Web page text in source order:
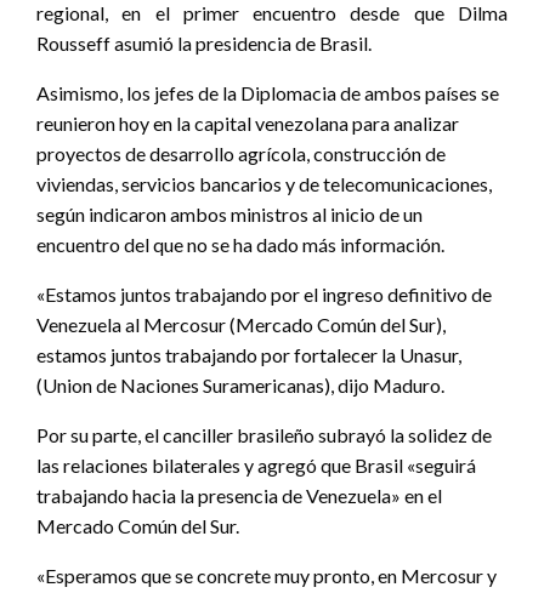
regional, en el primer encuentro desde que Dilma
Rousseff asumió la presidencia de Brasil.
Asimismo, los jefes de la Diplomacia de ambos países se
reunieron hoy en la capital venezolana para analizar
proyectos de desarrollo agrícola, construcción de
viviendas, servicios bancarios y de telecomunicaciones,
según indicaron ambos ministros al inicio de un
encuentro del que no se ha dado más información.
«Estamos juntos trabajando por el ingreso definitivo de
Venezuela al Mercosur (Mercado Común del Sur),
estamos juntos trabajando por fortalecer la Unasur,
(Union de Naciones Suramericanas), dijo Maduro.
Por su parte, el canciller brasileño subrayó la solidez de
las relaciones bilaterales y agregó que Brasil «seguirá
trabajando hacia la presencia de Venezuela» en el
Mercado Común del Sur.
«Esperamos que se concrete muy pronto, en Mercosur y